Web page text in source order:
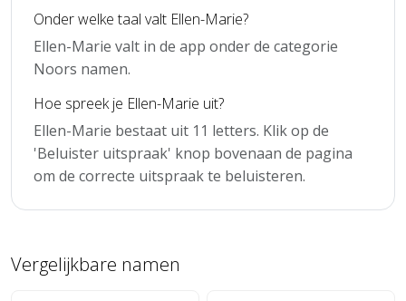
Onder welke taal valt Ellen-Marie?
Ellen-Marie valt in de app onder de categorie
Noors namen.
Hoe spreek je Ellen-Marie uit?
Ellen-Marie bestaat uit 11 letters. Klik op de
'Beluister uitspraak' knop bovenaan de pagina
om de correcte uitspraak te beluisteren.
Vergelijkbare namen